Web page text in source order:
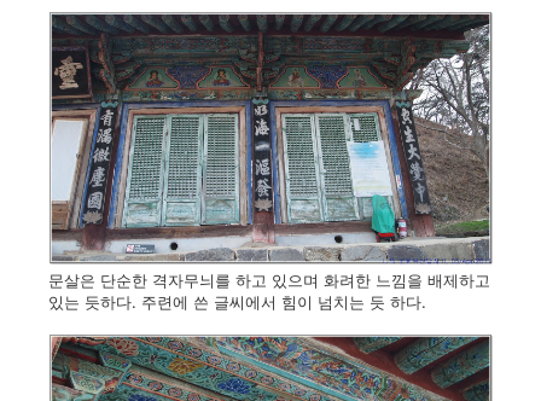
문살은 단순한 격자무늬를 하고 있으며 화려한 느낌을 배제하고
있는 듯하다. 주련에 쓴 글씨에서 힘이 넘치는 듯 하다.